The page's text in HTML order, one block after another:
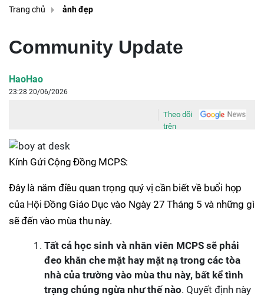
Trang chủ ảnh đẹp
Community Update
HaoHao
23:28 20/06/2026
Theo dõi
trên
Kính Gửi Cộng Đồng MCPS:
Đây là năm điều quan trọng quý vị cần biết về buổi họp
của Hội Đồng Giáo Dục vào Ngày 27 Tháng 5 và những gì
sẽ đến vào mùa thu này.
Tất cả học sinh và nhân viên MCPS sẽ phải
đeo khăn che mặt hay mặt nạ trong các tòa
nhà của trường vào mùa thu này, bất kể tình
trạng chủng ngừa như thế nào. Quyết định này